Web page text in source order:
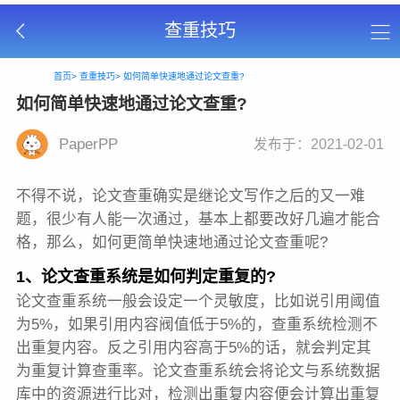
查重技巧
首页> 查重技巧> 如何简单快速地通过论文查重?
如何简单快速地通过论文查重?
PaperPP 发布于：2021-02-01
不得不说，论文查重确实是继论文写作之后的又一难
题，很少有人能一次通过，基本上都要改好几遍才能合
格，那么，如何更简单快速地通过论文查重呢?
1、论文查重系统是如何判定重复的?
论文查重系统一般会设定一个灵敏度，比如说引用阈值
为5%，如果引用内容阀值低于5%的，查重系统检测不
出重复内容。反之引用内容高于5%的话，就会判定其
为重复计算查重率。论文查重系统会将论文与系统数据
库中的资源进行比对，检测出重复内容便会计算出重复